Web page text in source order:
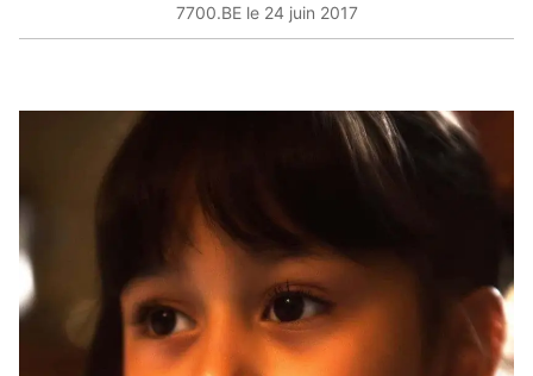
7700.BE le 24 juin 2017